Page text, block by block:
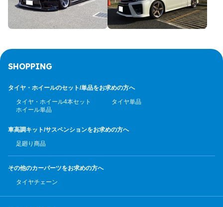
SHOPPING
タイヤ・ホイールのセット/単品をお求めの方へ
タイヤ・ホイール4本セット
タイヤ単品
ホイール単品
車高調キット/サスペンションをお求めの方へ
足廻り商品
その他のカーパーツをお求めの方へ
タイヤチェーン